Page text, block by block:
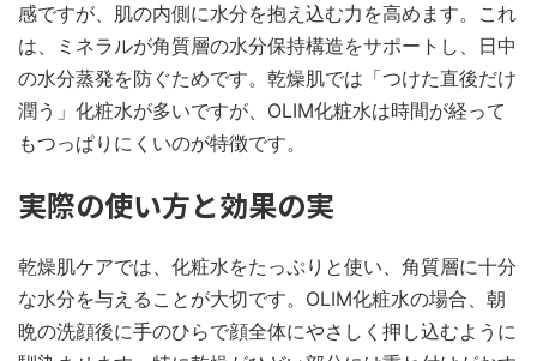
感ですが、肌の内側に水分を抱え込む力を高めます。これ
は、ミネラルが角質層の水分保持構造をサポートし、日中
の水分蒸発を防ぐためです。乾燥肌では「つけた直後だけ
潤う」化粧水が多いですが、OLIM化粧水は時間が経って
もつっぱりにくいのが特徴です。
実際の使い方と効果の実
乾燥肌ケアでは、化粧水をたっぷりと使い、角質層に十分
な水分を与えることが大切です。OLIM化粧水の場合、朝
晩の洗顔後に手のひらで顔全体にやさしく押し込むように